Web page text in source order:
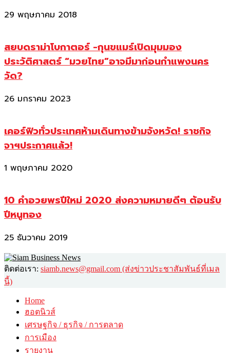
29 พฤษภาคม 2018
สยบดราม่าโบกาตอร์ -กุนขแมร์เปิดมุมมอง
ประวัติศาสตร์ “มวยไทย”อาจมีมาก่อนกำแพงนคร
วัด?
26 มกราคม 2023
เคอร์ฟิวทั่วประเทศห้ามเดินทางข้ามจังหวัด! ราชกิจ
จาฯประกาศแล้ว!
1 พฤษภาคม 2020
10 คำอวยพรปีใหม่ 2020 ส่งความหมายดีๆ ต้อนรับ
ปีหนูทอง
25 ธันวาคม 2019
ติดต่อเรา: siamb.news@gmail.com (ส่งข่าวประชาสัมพันธ์ที่เมล
นี้)
Home
ฮอตนิวส์
เศรษฐกิจ / ธุรกิจ / การตลาด
การเมือง
รายงาน